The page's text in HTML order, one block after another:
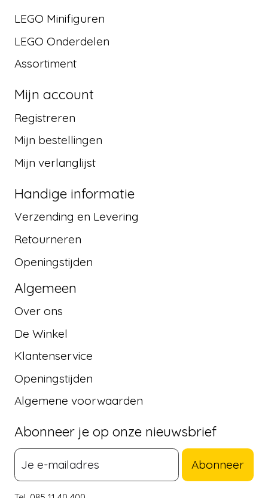
LEGO Minifiguren
LEGO Onderdelen
Assortiment
Mijn account
Registreren
Mijn bestellingen
Mijn verlanglijst
Handige informatie
Verzending en Levering
Retourneren
Openingstijden
Algemeen
Over ons
De Winkel
Klantenservice
Openingstijden
Algemene voorwaarden
Abonneer je op onze nieuwsbrief
Abonneer